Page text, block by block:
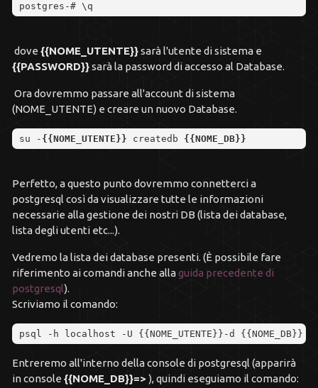
postgres -# \q
dove {{NOME_UTENTE}}sarà l'utente di sistema e
{{PASSWORD}}sarà la password di accesso al Database.
Ora dovremmo passare all'account di sistema
(NOME_UTENTE) e creare un nuovo Database.
su - { { NOME_UTENTE } } createdb { { NOME_DB} }
Perfetto, a questo punto dovremmo connetterci a
postgresql così da visualizzare tutte le informazioni
necessarie alla gestione dei nostri DB (lista dei database,
lista degli utenti etc...).
Vedremo la lista dei database presenti. (È possibile fare
riferimento ai comandi anche allaguida precedente di
postgresql).
Scriviamo il comando:
psql - h localhost - U { { NOME_UTENTE } } -d { { NOME_DB } }
Entreremo all'interno della console di postgresql (apparirà
in console {{NOME_DB}}=> ), quindi eseguiamo il comando: